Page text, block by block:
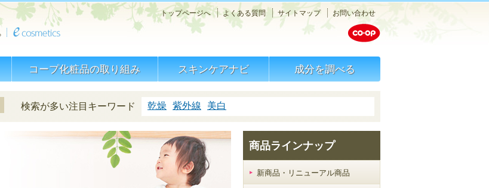
メニュー
検索
コープ化粧品の取り組み スキンケアナビ 成分を調べる
トップページへ よくある質問 サイトマップ お問い合わせ
検索が多い注目キーワード 乾燥 紫外線 美白
商品ラインナップ
新商品・リニューアル商品